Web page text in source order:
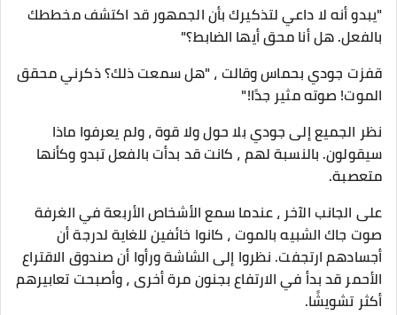
"يبدو أنه لا داعي لتذكيرك بأن الجمهور قد اكتشف مخططك
بالفعل. هل أنا محق أيها الضابط؟"
قفزت جودي بحماس وقالت ، "هل سمعت ذلك؟ ذكرني محقق
الموت! صوته مثير جدًا!"
نظر الجميع إلى جودي بلا حول ولا قوة ، ولم يعرفوا ماذا
سيقولون. بالنسبة لهم ، كانت قد بدأت بالفعل تبدو وكأنها
متعصبة.
على الجانب الآخر ، عندما سمع الأشخاص الأربعة في الغرفة
صوت جاك الشبيه بالموت ، كانوا خائفين للغاية لدرجة أن
أجسادهم ارتجفت. نظروا إلى الشاشة ورأوا أن صندوق الاقتراع
الأحمر قد بدأ في الارتفاع بجنون مرة أخرى ، وأصبحت تعابيرهم
أكثر تشويشًا.